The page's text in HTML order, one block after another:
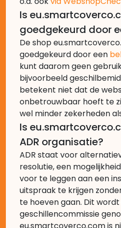
Is
goedgekeurd door
De shop
goedgekeurd door een
kunt daarom geen
bijvoorbeeld
betekent niet dat de
onbetrouwbaar hoeft te
wel minder zekerheden
Is
ADR organisatie?
ADR staat voor
resolutie, een
voor te leggen aan een
uitspraak te krijgen
te hoeven gaan. Dit
geschillencommissie
eu.smartcoverco.com is